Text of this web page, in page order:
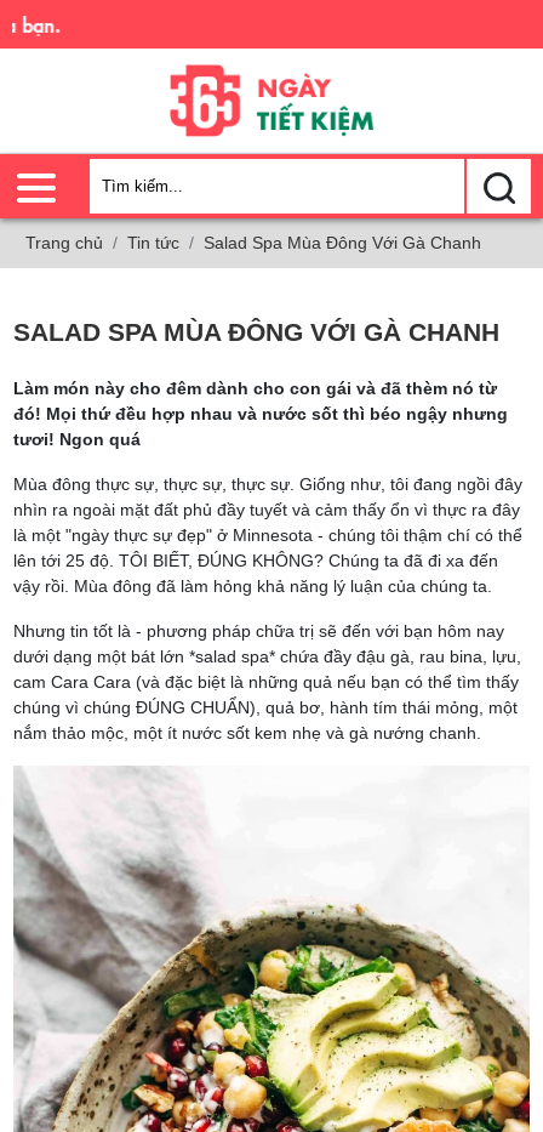
Trang chủ Tin tức Salad Spa Mùa Đông Với Gà Chanh
SALAD SPA MÙA ĐÔNG VỚI GÀ CHANH
Làm món này cho đêm dành cho con gái và đã thèm nó từ
đó! Mọi thứ đều hợp nhau và nước sốt thì béo ngậy nhưng
tươi! Ngon quá
Mùa đông thực sự, thực sự, thực sự. Giống như, tôi đang ngồi đây
nhìn ra ngoài mặt đất phủ đầy tuyết và cảm thấy ổn vì thực ra đây
là một "ngày thực sự đẹp" ở Minnesota - chúng tôi thậm chí có thể
lên tới 25 độ. TÔI BIẾT, ĐÚNG KHÔNG? Chúng ta đã đi xa đến
vậy rồi. Mùa đông đã làm hỏng khả năng lý luận của chúng ta.
Nhưng tin tốt là - phương pháp chữa trị sẽ đến với bạn hôm nay
dưới dạng một bát lớn *salad spa* chứa đầy đậu gà, rau bina, lựu,
cam Cara Cara (và đặc biệt là những quả nếu bạn có thể tìm thấy
chúng vì chúng ĐÚNG CHUẨN), quả bơ, hành tím thái mỏng, một
nắm thảo mộc, một ít nước sốt kem nhẹ và gà nướng chanh.